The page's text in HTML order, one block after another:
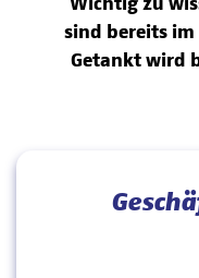
sind bereits
Getankt wird